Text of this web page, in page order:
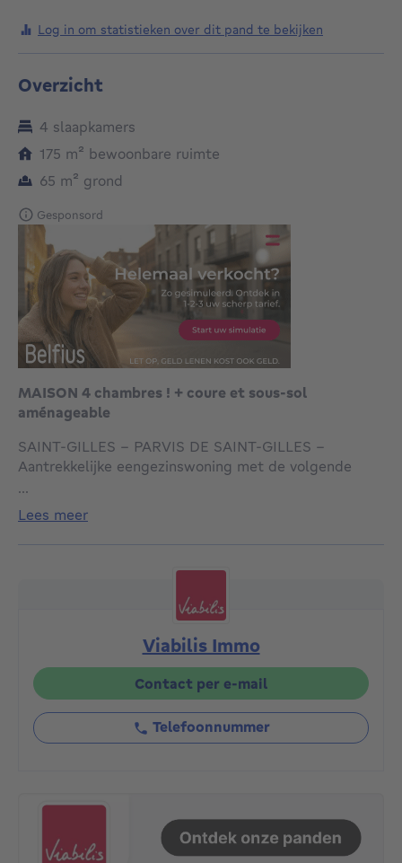
Log in om statistieken over dit pand te bekijken
Overzicht
4 slaapkamers
175 m² vierkante meters
bewoonbare ruimte
65 m² vierkante meters
grond
Gesponsord
MAISON 4 chambres ! + coure et sous-sol
aménageable
SAINT-GILLES - PARVIS DE SAINT-GILLES -
Aantrekkelijke eengezinswoning met de volgende
slaapkamer en doucheruimte op kelderniveau.
Woonkamer, eetkamer en keuken op de begane grond
met toegang tot de binnenplaats. Twee slaapkamers
verdieping. Gasgestookte convectorkachel. EPB F en
G afhankelijk van de verdieping. Renovaties nodig,
maar groot potentieel! Mooi huis met een goede
ligging dicht bij voorzieningen en openbaar vervoer.
Een must see!
...
lees meer
Viabilis Immo
Contact per e-mail
Telefoonnummer